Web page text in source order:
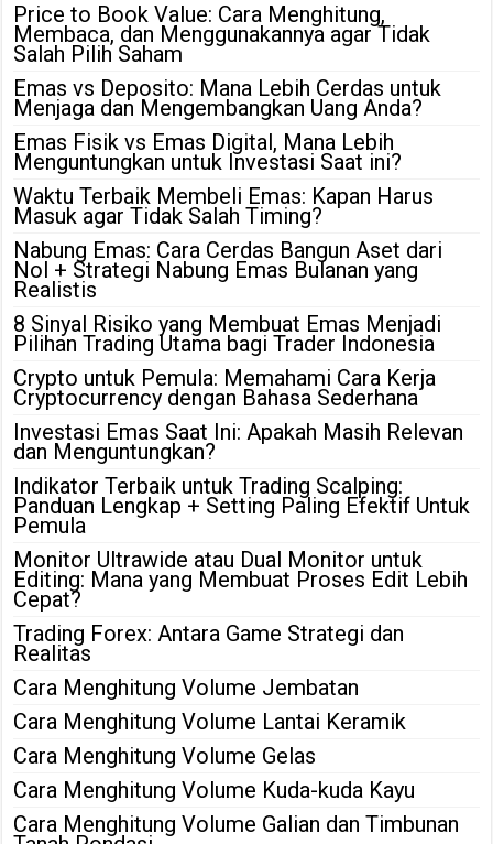
Price to Book Value: Cara Menghitung,
Membaca, dan Menggunakannya agar Tidak
Salah Pilih Saham
Emas vs Deposito: Mana Lebih Cerdas untuk
Menjaga dan Mengembangkan Uang Anda?
Emas Fisik vs Emas Digital, Mana Lebih
Menguntungkan untuk Investasi Saat ini?
Waktu Terbaik Membeli Emas: Kapan Harus
Masuk agar Tidak Salah Timing?
Nabung Emas: Cara Cerdas Bangun Aset dari
Nol + Strategi Nabung Emas Bulanan yang
Realistis
8 Sinyal Risiko yang Membuat Emas Menjadi
Pilihan Trading Utama bagi Trader Indonesia
Crypto untuk Pemula: Memahami Cara Kerja
Cryptocurrency dengan Bahasa Sederhana
Investasi Emas Saat Ini: Apakah Masih Relevan
dan Menguntungkan?
Indikator Terbaik untuk Trading Scalping:
Panduan Lengkap + Setting Paling Efektif Untuk
Pemula
Monitor Ultrawide atau Dual Monitor untuk
Editing: Mana yang Membuat Proses Edit Lebih
Cepat?
Trading Forex: Antara Game Strategi dan
Realitas
Cara Menghitung Volume Jembatan
Cara Menghitung Volume Lantai Keramik
Cara Menghitung Volume Gelas
Cara Menghitung Volume Kuda-kuda Kayu
Cara Menghitung Volume Galian dan Timbunan